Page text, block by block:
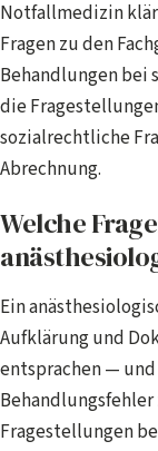
Notfallmedizin
Fragen zu den
Behandlungen bei
die
sozialrechtliche
Abrechnung.
Welche
Ein
Aufklärung und
entsprachen —
Fragestellungen